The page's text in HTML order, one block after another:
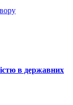
в державних